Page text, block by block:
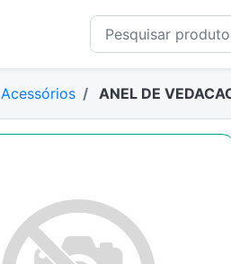
Acessórios ANEL DE